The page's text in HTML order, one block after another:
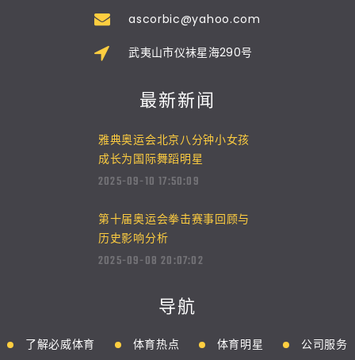
ascorbic@yahoo.com
武夷山市仪袜星海290号
最新新闻
雅典奥运会北京八分钟小女孩
成长为国际舞蹈明星
2025-09-10 17:50:09
第十届奥运会拳击赛事回顾与
历史影响分析
2025-09-08 20:07:02
导航
了解必威体育 体育热点 体育明星
公司服务